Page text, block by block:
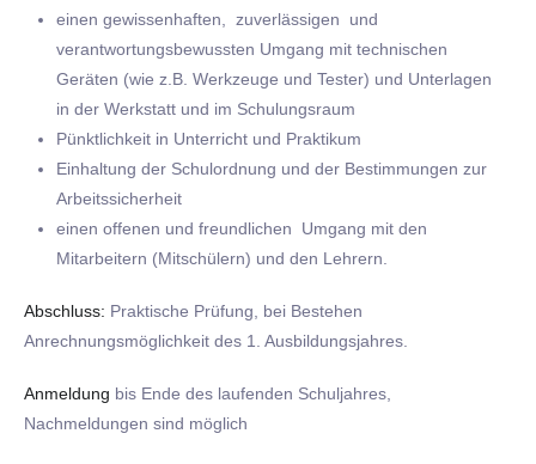
einen gewissenhaften, zuverlässigen und
verantwortungsbewussten Umgang mit technischen
Geräten (wie z.B. Werkzeuge und Tester) und Unterlagen
in der Werkstatt und im Schulungsraum
Pünktlichkeit in Unterricht und Praktikum
Einhaltung der Schulordnung und der Bestimmungen zur
Arbeitssicherheit
einen offenen und freundlichen Umgang mit den
Mitarbeitern (Mitschülern) und den Lehrern.
Abschluss: Praktische Prüfung, bei Bestehen
Anrechnungsmöglichkeit des 1. Ausbildungsjahres.
Anmeldung bis Ende des laufenden Schuljahres,
Nachmeldungen sind möglich